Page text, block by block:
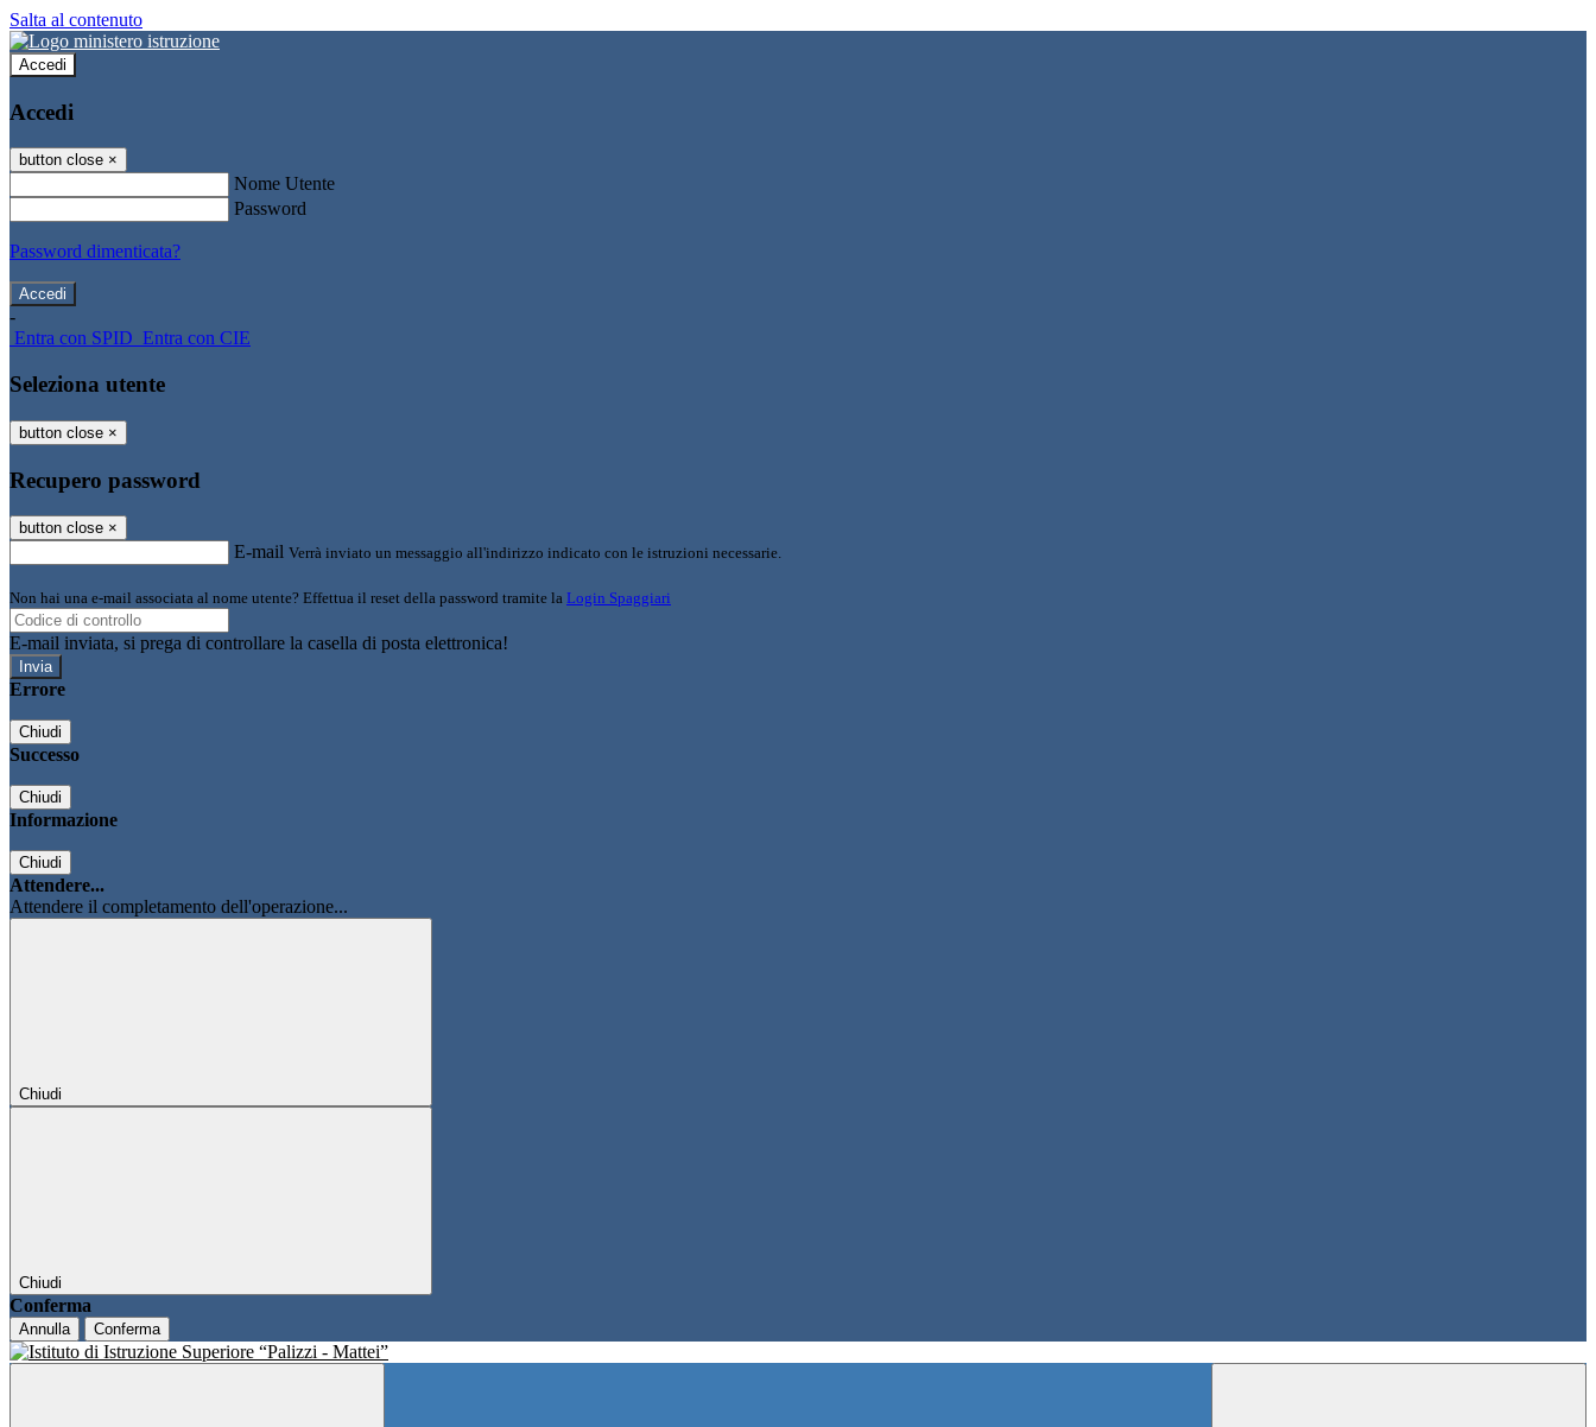
Salta al contenuto
Accedi
Accedi
button close ×
Nome Utente
Password
Password dimenticata?
-
Entra con SPID Entra con CIE
Seleziona utente
button close ×
Recupero password
button close ×
E-mail Verrà inviato un messaggio all'indirizzo indicato con le istruzioni necessarie.
Non hai una e-mail associata al nome utente? Effettua il reset della password tramite la Login Spaggiari
E-mail inviata, si prega di controllare la casella di posta elettronica!
Errore
Chiudi
Successo
Chiudi
Informazione
Chiudi
Attendere...
Attendere il completamento dell'operazione...
Chiudi
Chiudi
Conferma
Annulla Conferma